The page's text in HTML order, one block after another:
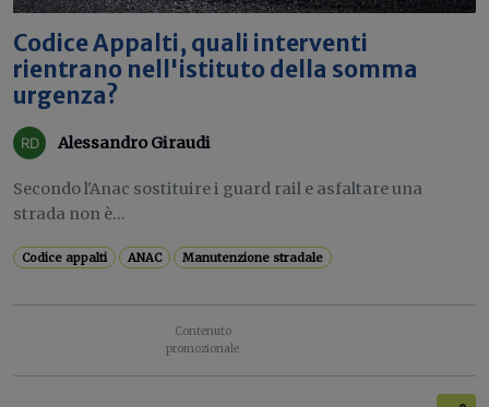
Codice Appalti, quali interventi
rientrano nell'istituto della somma
urgenza?
Alessandro Giraudi
Secondo l'Anac sostituire i guard rail e asfaltare una
strada non è...
Codice appalti ANAC Manutenzione stradale